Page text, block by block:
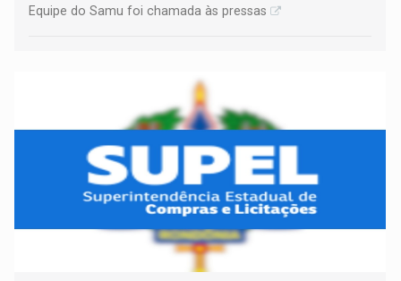
Equipe do Samu foi chamada às pressas